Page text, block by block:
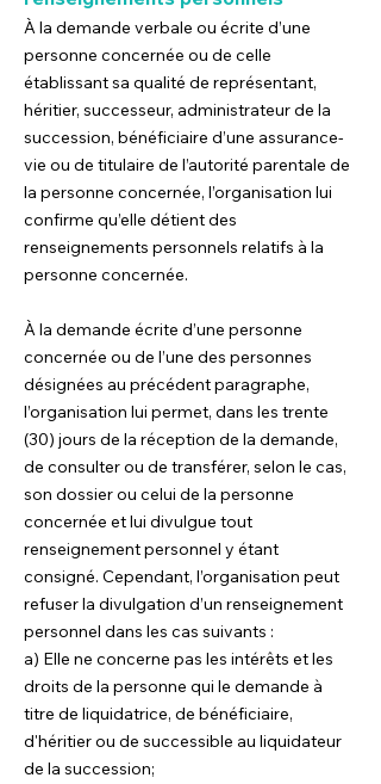
À la demande verbale ou écrite d’une
personne concernée ou de celle
établissant sa qualité de représentant,
héritier, successeur, administrateur de la
succession, bénéficiaire d’une assurance-
vie ou de titulaire de l’autorité parentale de
la personne concernée, l’organisation lui
confirme qu’elle détient des
renseignements personnels relatifs à la
personne concernée.
À la demande écrite d’une personne
concernée ou de l’une des personnes
désignées au précédent paragraphe,
l’organisation lui permet, dans les trente
(30) jours de la réception de la demande,
de consulter ou de transférer, selon le cas,
son dossier ou celui de la personne
concernée et lui divulgue tout
renseignement personnel y étant
consigné. Cependant, l’organisation peut
refuser la divulgation d’un renseignement
personnel dans les cas suivants :
a) Elle ne concerne pas les intérêts et les
droits de la personne qui le demande à
titre de liquidatrice, de bénéficiaire,
d'héritier ou de successible au liquidateur
de la succession;